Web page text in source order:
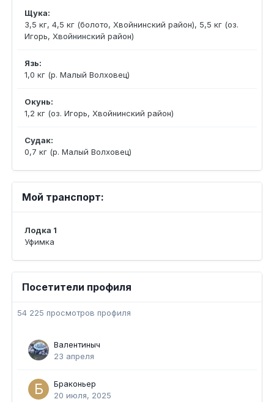
Щука:
3,5 кг, 4,5 кг (болото, Хвойнинский район), 5,5 кг (оз.
Игорь, Хвойнинский район)
Язь:
1,0 кг (р. Малый Волховец)
Окунь:
1,2 кг (оз. Игорь, Хвойнинский район)
Судак:
0,7 кг (р. Малый Волховец)
Мой транспорт:
Лодка 1
Уфимка
Посетители профиля
54 225 просмотров профиля
Валентиныч
23 апреля
Браконьер
20 июля, 2025